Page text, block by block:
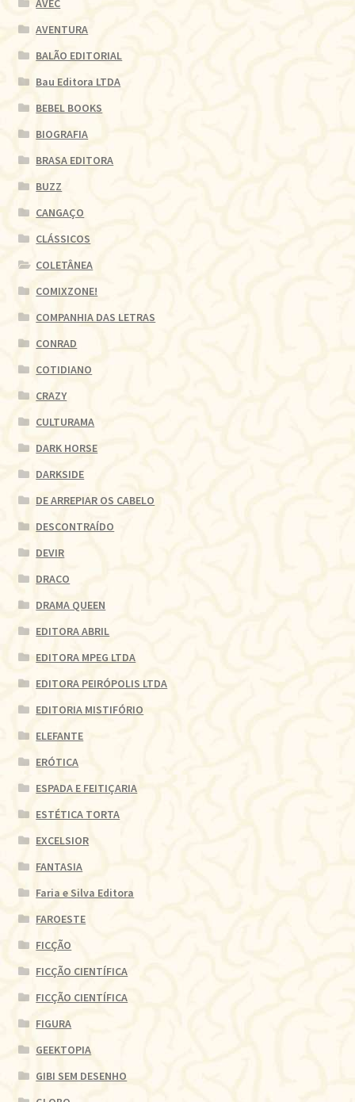
AVEC
AVENTURA
BALÃO EDITORIAL
Bau Editora LTDA
BEBEL BOOKS
BIOGRAFIA
BRASA EDITORA
BUZZ
CANGAÇO
CLÁSSICOS
COLETÂNEA
COMIXZONE!
COMPANHIA DAS LETRAS
CONRAD
COTIDIANO
CRAZY
CULTURAMA
DARK HORSE
DARKSIDE
DE ARREPIAR OS CABELO
DESCONTRAÍDO
DEVIR
DRACO
DRAMA QUEEN
EDITORA ABRIL
EDITORA MPEG LTDA
EDITORA PEIRÓPOLIS LTDA
EDITORIA MISTIFÓRIO
ELEFANTE
ERÓTICA
ESPADA E FEITIÇARIA
ESTÉTICA TORTA
EXCELSIOR
FANTASIA
Faria e Silva Editora
FAROESTE
FICÇÃO
FICÇÃO CIENTÍFICA
FICÇÃO CIENTÍFICA
FIGURA
GEEKTOPIA
GIBI SEM DESENHO